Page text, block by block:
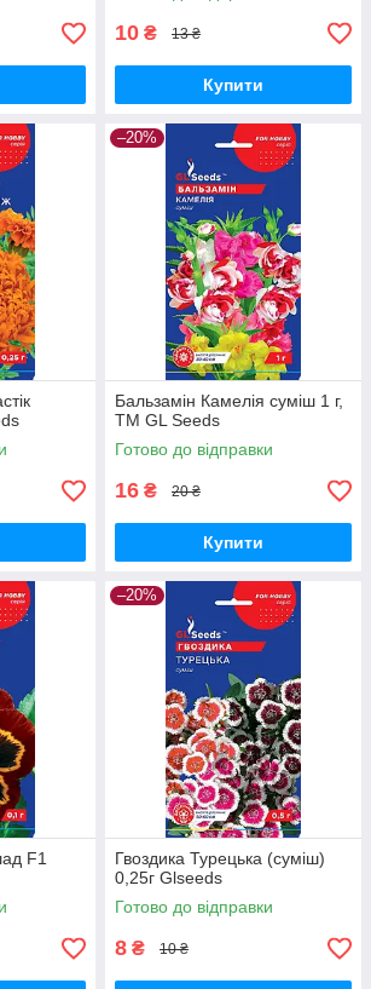
10 ₴ 13 ₴
Купити
–20%
Бальзамiн Камелiя суміш 1 г,
TM GL Seeds
Готово до відправки
16 ₴ 20 ₴
Купити
F1
–20%
Гвоздика Турецька (суміш)
0,25г Glseeds
Готово до відправки
8 ₴ 10 ₴